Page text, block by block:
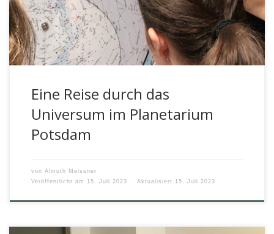
Eine Reise durch das
Universum im Planetarium
Potsdam
von Almuth Meissner
Veröffentlicht am
15. Juli 2023 Aktualisiert 15. Juli 2023